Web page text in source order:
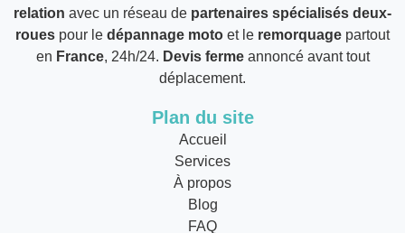
relation avec un réseau de partenaires spécialisés deux-
roues pour le dépannage moto et le remorquage partout
en France, 24h/24. Devis fermeannoncé avant tout
déplacement.
Plan du site
Accueil
Services
À propos
Blog
FAQ